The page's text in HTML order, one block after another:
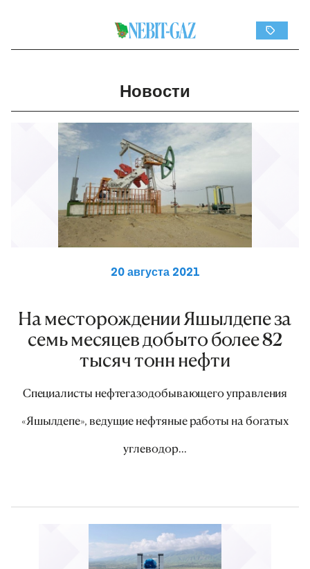
Новости
20 августа 2021
На месторождении Яшылдепе за
семь месяцев добыто более 82
тысяч тонн нефти
Специалисты нефтегазодобывающего управления
«Яшылдепе», ведущие нефтяные работы на богатых
углеводор...